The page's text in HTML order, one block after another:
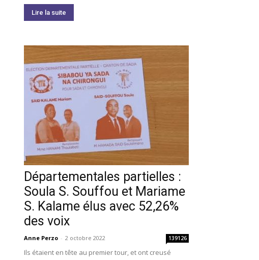
Lire la suite
Départementales partielles :
Soula S. Souffou et Mariame
S. Kalame élus avec 52,26%
des voix
Anne Perzo - 2 octobre 2022 139126
Ils étaient en tête au premier tour, et ont creusé